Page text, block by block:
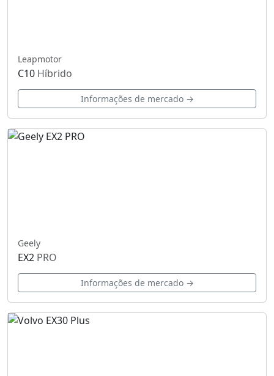
Leapmotor
C10 Híbrido
Informações de mercado →
Geely
EX2 PRO
Informações de mercado →